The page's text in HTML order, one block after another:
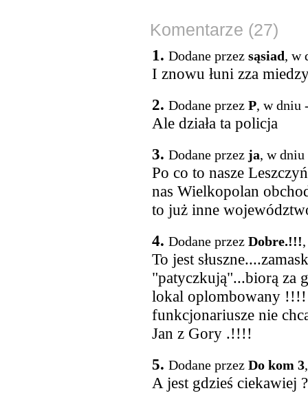
Komentarze (27)
1. Dodane przez sąsiad, w
I znowu łuni zza
2. Dodane przez P, w dniu
Ale działa ta policja
3. Dodane przez ja, w dniu
Po co to nasze
nas Wielkopolan
to już inne
4. Dodane przez Dobre.!!!
To jest
"patyczkują"...biorą za
lokal oplombowany
funkcjonariusze nie
Jan z Gory .!!!!
5. Dodane przez Do kom 3
A jest gdzieś ciekawiej ?